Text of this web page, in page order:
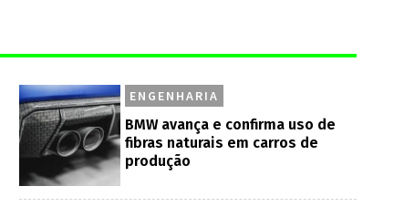
ENGENHARIA
BMW avança e confirma uso de
fibras naturais em carros de
produção